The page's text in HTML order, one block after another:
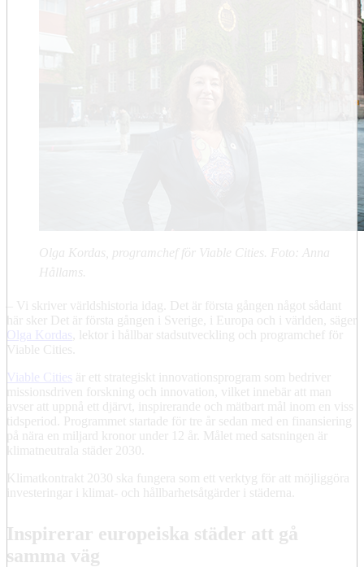
Olga Kordas, programchef för Viable Cities. Foto: Anna
Hållams.
– Vi skriver världshistoria idag. Det är första gången något sådant
här sker Det är första gången i Sverige, i Europa och i världen, säger
Olga Kordas , lektor i hållbar stadsutveckling och programchef för
Viable Cities.
Viable Cities är ett strategiskt innovationsprogram som bedriver
missionsdriven forskning och innovation, vilket innebär att man
avser att uppnå ett djärvt, inspirerande och mätbart mål inom en viss
tidsperiod. Programmet startade för tre år sedan med en finansiering
på nära en miljard kronor under 12 år. Målet med satsningen är
klimatneutrala städer 2030.
Klimatkontrakt 2030 ska fungera som ett verktyg för att möjliggöra
investeringar i klimat- och hållbarhetsåtgärder i städerna.
Inspirerar europeiska städer att gå
samma väg